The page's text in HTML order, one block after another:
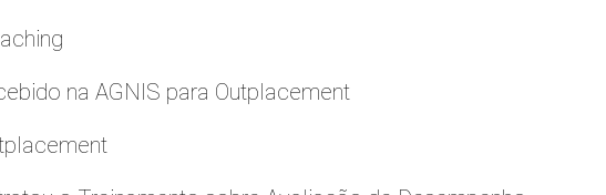
na AGNIS para Outplacement